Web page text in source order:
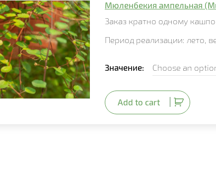
Мюленбекия ампельная
Заказ кратно одному кашпо
Период реализации: лето,
Значение
Add to cart